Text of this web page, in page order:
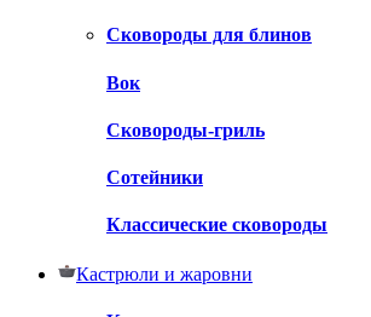
Сковороды для блинов
Вок
Сковороды-гриль
Сотейники
Классические сковороды
Кастрюли и жаровни